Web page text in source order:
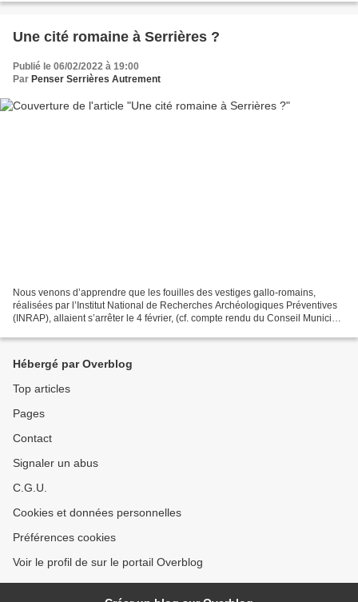
Une cité romaine à Serrières ?
Publié le 06/02/2022 à 19:00
Par Penser Serrières Autrement
Nous venons d’apprendre que les fouilles des vestiges gallo-romains,
réalisées par l’Institut National de Recherches Archéologiques Préventives
(INRAP), allaient s’arrêter le 4 février, (cf. compte rendu du Conseil Municipal
Hébergé par Overblog
Top articles
Pages
Contact
Signaler un abus
C.G.U.
Cookies et données personnelles
Préférences cookies
Voir le profil de sur le portail Overblog